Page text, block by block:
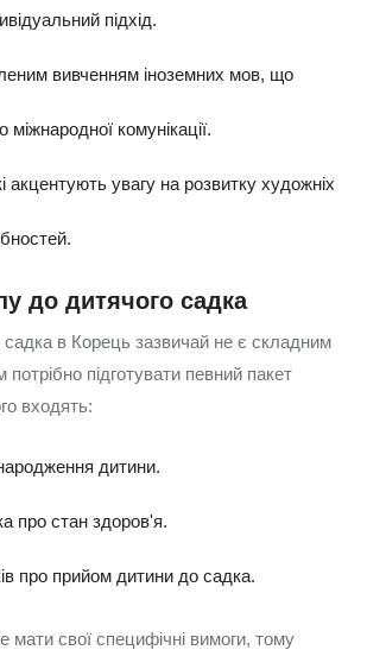
підхід.
вивченням іноземних мов, що
міжнародної комунікації.
акцентують увагу на розвитку художніх
до дитячого садка
садка в Корець зазвичай не є складним
підготувати певний пакет
входять:
дитини.
про стан здоров'я.
про прийом дитини до садка.
свої специфічні вимоги, тому